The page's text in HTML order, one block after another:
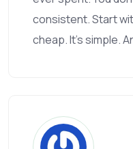
consistent. Start
cheap. It's simple.